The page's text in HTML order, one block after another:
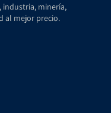
industria, minería,
al mejor precio.